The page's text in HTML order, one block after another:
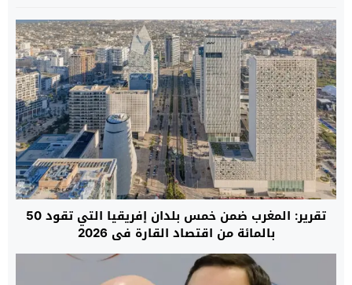
تقرير: المغرب ضمن خمس بلدان إفريقيا التي تقود 50
بالمائة من اقتصاد القارة في 2026